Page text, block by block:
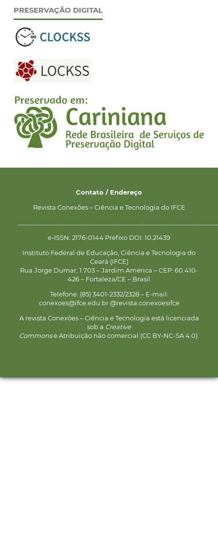
PRESERVAÇÃO DIGITAL
Contato / Endereço
Revista Conexões – Ciência e Tecnologia do IFCE
e-ISSN: 2176-0144 Prefixo DOI: 10.21439
Instituto Federal de Educação, Ciência e Tecnologia do
Ceará (IFCE)
Rua Jorge Dumar, 1.703 – Jardim América – CEP: 60.410-
426 – Fortaleza/CE – Brasil
Telefone: (85) 3401-2332/2328 – E-mail:
conexoes@ifce.edu.br @revista.conexoesifce
A revista Conexões – Ciência e Tecnologia está licenciada
sob a Creative
Commonse Atribuição não comercial (CC BY-NC-SA 4.0).